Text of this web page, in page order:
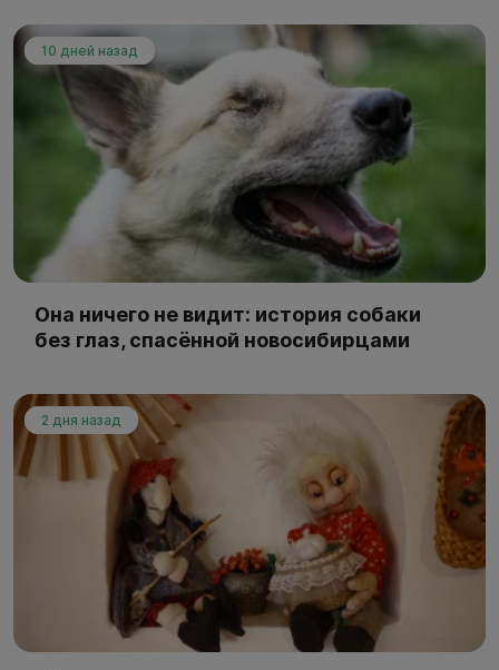
10 дней назад
Она ничего не видит: история собаки
без глаз, спасённой новосибирцами
2 дня назад